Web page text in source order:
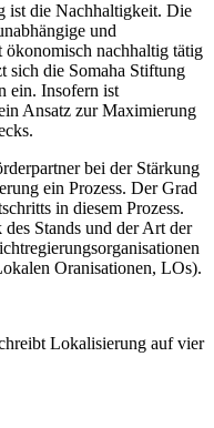
ist die Nachhaltigkeit. Die
und
ökonomisch nachhaltig tätig
sich die Somaha Stiftung
ein. Insofern ist
Ansatz zur Maximierung
bei der Stärkung
ein Prozess. Der Grad
in diesem Prozess.
Stands und der Art der
Oranisationen, LOs).
Lokalisierung auf vier